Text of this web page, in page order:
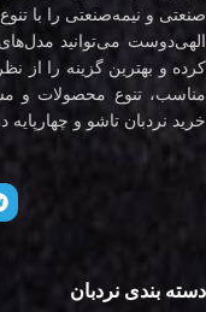
صنعتی و نیمه‌صنعتی را با
الهی‌دوست می‌توانید
کرده و بهترین گزینه را از
مناسب، تنوع محصولات و
خرید نردبان تاشو و
دسته بندی نردبان